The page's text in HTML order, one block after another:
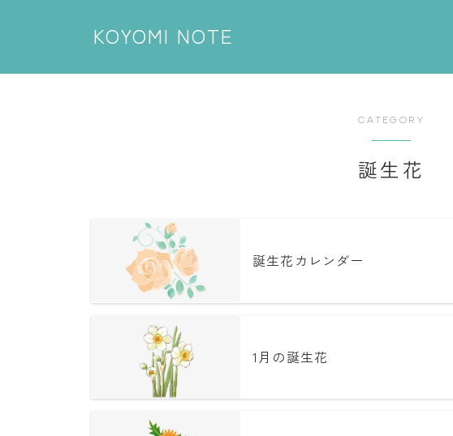
KOYOMI NOTE
CATEGORY
誕生花
誕生花カレンダー
1月の誕生花